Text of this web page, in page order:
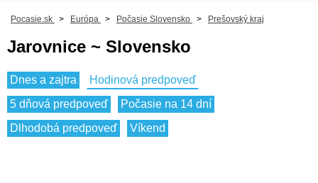
Pocasie.sk > Európa > Počasie Slovensko > Prešovský kraj
Jarovnice ~ Slovensko
Dnes a zajtra
Hodinová predpoveď
5 dňová predpoveď
Počasie na 14 dní
Dlhodobá predpoveď
Víkend